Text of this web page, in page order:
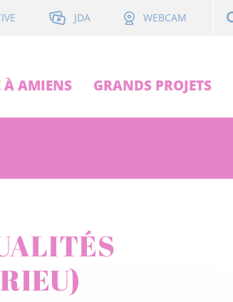
JDA WEBCAM
À AMIENS GRANDS PROJETS